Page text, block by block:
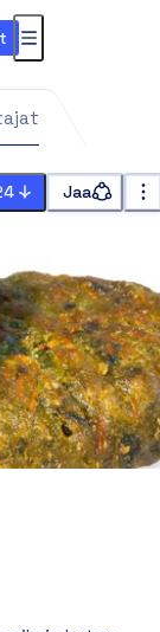
Valikko
Jaa